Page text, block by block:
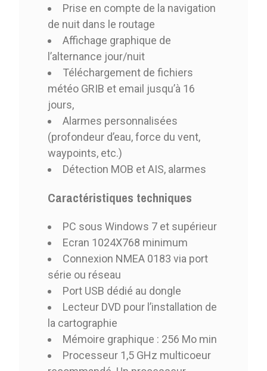
Prise en compte de la navigation
de nuit dans le routage
Affichage graphique de
l’alternance jour/nuit
Téléchargement de fichiers
météo GRIB et email jusqu’à 16
jours,
Alarmes personnalisées
(profondeur d’eau, force du vent,
waypoints, etc.)
Détection MOB et AIS, alarmes
Caractéristiques techniques
PC sous Windows 7 et supérieur
Ecran 1024X768 minimum
Connexion NMEA 0183 via port
série ou réseau
Port USB dédié au dongle
Lecteur DVD pour l’installation de
la cartographie
Mémoire graphique : 256 Mo min
Processeur 1,5 GHz multicoeur